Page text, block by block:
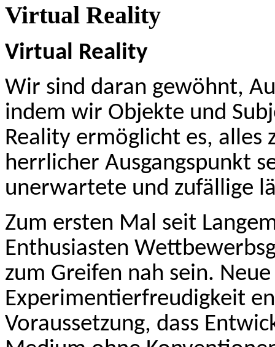
Virtual Reality
Virtual Reality
Wir sind daran gewöhnt,
indem wir Objekte und
Reality ermöglicht es, alles
herrlicher Ausgangspunkt
unerwartete und zufällige
Zum ersten Mal seit
Enthusiasten
zum Greifen nah sein.
Experimentierfreudigkeit
Voraussetzung, dass